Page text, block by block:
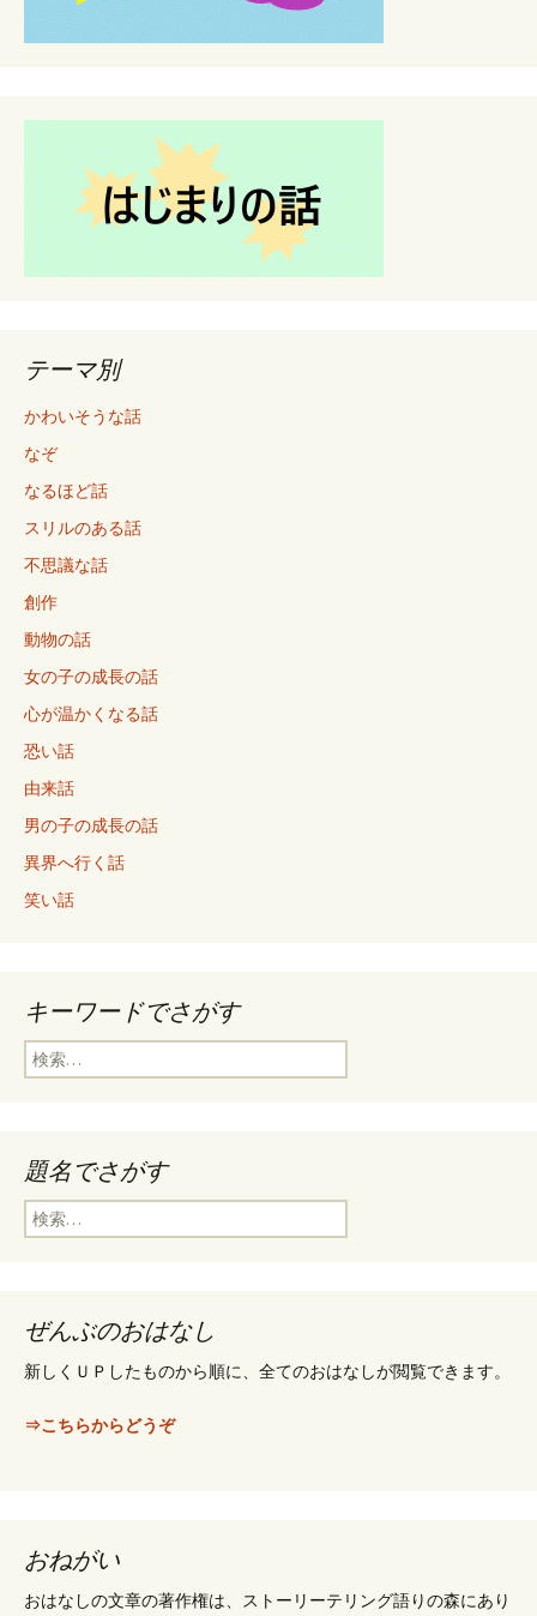
テーマ別
かわいそうな話
なぞ
なるほど話
スリルのある話
不思議な話
創作
動物の話
女の子の成長の話
心が温かくなる話
恐い話
由来話
男の子の成長の話
異界へ行く話
笑い話
キーワードでさがす
検
索
題名でさがす
検
索
ぜんぶのおはなし
新しくＵＰしたものから順に、全てのおはなしが閲覧できます。
⇒こちらからどうぞ
おねがい
おはなしの文章の著作権は、ストーリーテリング語りの森にあり